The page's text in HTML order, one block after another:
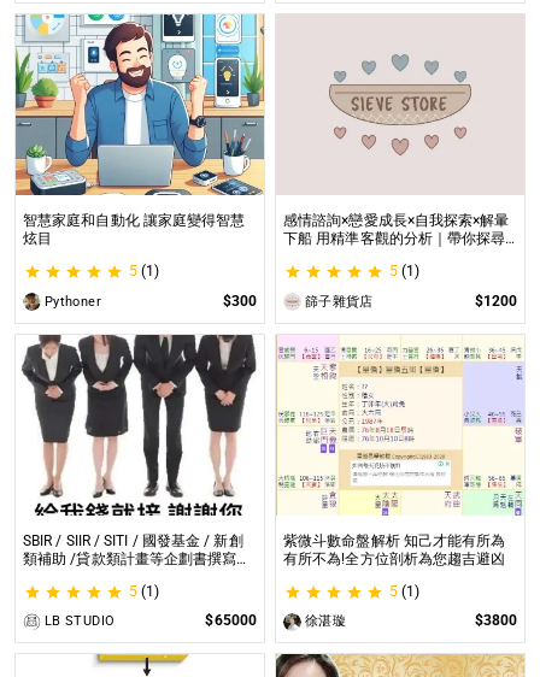
智慧家庭和自動化 讓家庭變得智慧
炫目
5 (1)
Pythoner $300
感情諮詢×戀愛成長×自我探索×解暈
下船 用精準客觀的分析｜帶你探尋
5 (1)
篩子雜貨店 $1200
SBIR / SIIR / SITI / 國發基金 / 新創
類補助 /貸款類計畫等企劃書撰寫
類補助 /貸款類計畫等企劃書撰寫
5 (1)
LB STUDIO $65000
紫微斗數命盤解析 知己才能有所為
有所不為!全方位剖析為您趨吉避凶
5 (1)
徐湛璇 $3800